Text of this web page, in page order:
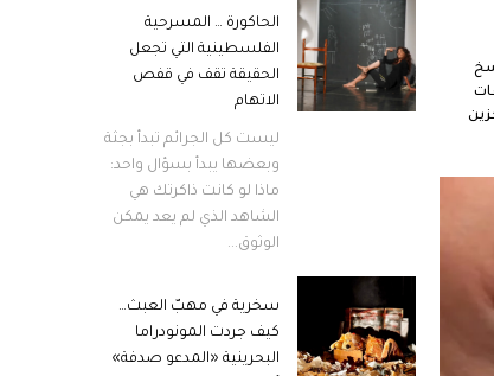
الحاكورة … المسرحية
الفلسطينية التي تجعل
الحقيقة تقف في قفص
الاتهام
ليست كل الجرائم تبدأ بجثة
وبعضها يبدأ بسؤال واحد:
ماذا لو كانت ذاكرتك هي
الشاهد الذي لم يعد يمكن
الوثوق...
سخرية في مهبّ العبث…
كيف جردت المونودراما
البحرينية «المدعو صدفة»